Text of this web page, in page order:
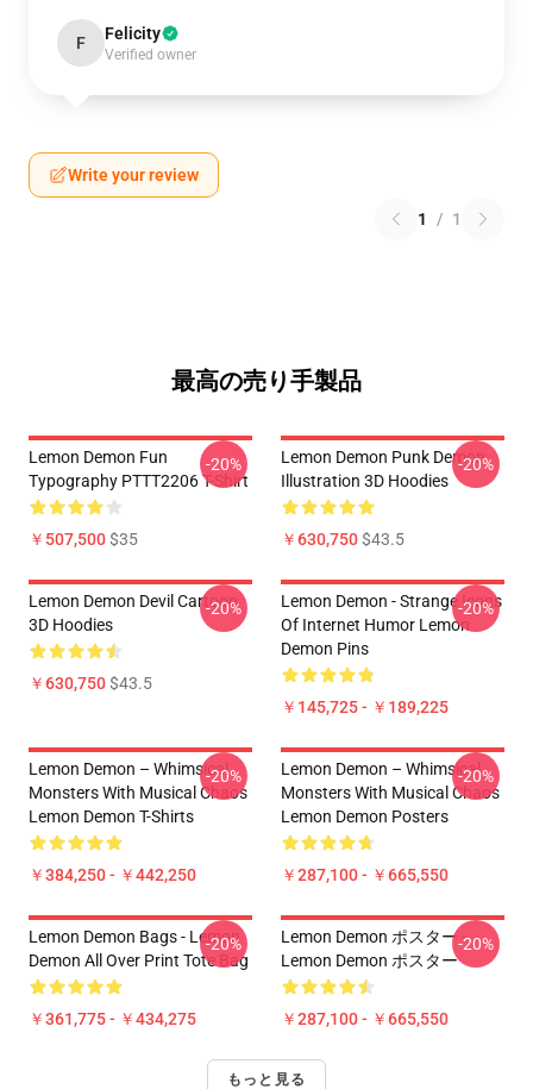
F Felicity
Verified owner
Write your review
1 / 1
最高の売り手製品
Lemon Demon Fun
Typography PTTT2206 T-Shirt
￥507,500$35
-20%
Lemon Demon Punk Demon
Illustration 3D Hoodies
￥630,750$43.5
-20%
Lemon Demon Devil Cartoon
3D Hoodies
￥630,750$43.5
-20%
Lemon Demon - Strange Icons
Of Internet Humor Lemon
Demon Pins
￥145,725 - ￥189,225
-20%
Lemon Demon – Whimsical
Monsters With Musical Chaos
Lemon Demon T-Shirts
￥384,250 - ￥442,250
-20%
Lemon Demon – Whimsical
Monsters With Musical Chaos
Lemon Demon Posters
￥287,100 - ￥665,550
-20%
Lemon Demon Bags - Lemon
Demon All Over Print Tote Bag
￥361,775 - ￥434,275
-20%
Lemon Demon ポスター -
Lemon Demon ポスター
￥287,100 - ￥665,550
-20%
もっと見る